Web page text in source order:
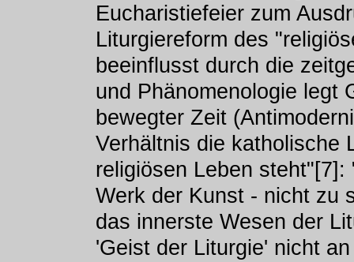
Eucharistiefeier zum
Liturgiereform des
beeinflusst durch die
und Phänomenologie legt
bewegter Zeit
Verhältnis die katholische
religiösen Leben
Werk der Kunst - nicht zu
das innerste Wesen der
'Geist der Liturgie' nicht